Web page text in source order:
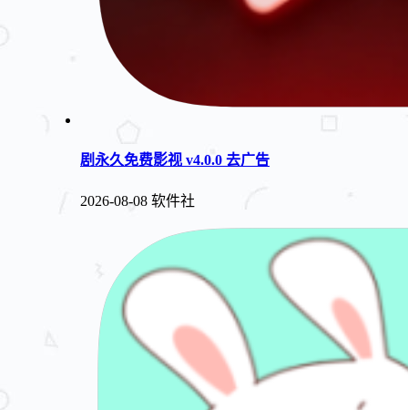
剧永久免费影视 v4.0.0 去广告
2026-08-08 软件社